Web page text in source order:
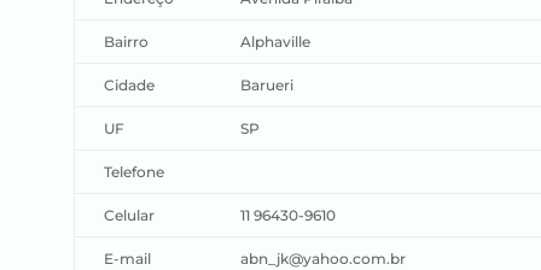
Bairro Alphaville
Cidade Barueri
UF SP
Telefone
Celular 11 96430-9610
E-mail abn_jk@yahoo.com.br